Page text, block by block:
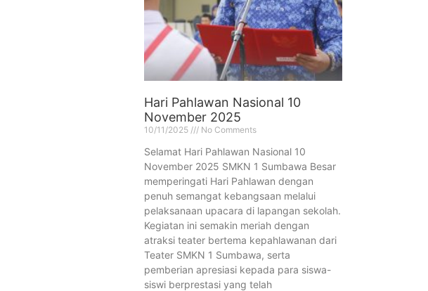
Hari Pahlawan Nasional 10
November 2025
10/11/2025 No Comments
Selamat Hari Pahlawan Nasional 10
November 2025 SMKN 1 Sumbawa Besar
memperingati Hari Pahlawan dengan
penuh semangat kebangsaan melalui
pelaksanaan upacara di lapangan sekolah.
Kegiatan ini semakin meriah dengan
atraksi teater bertema kepahlawanan dari
Teater SMKN 1 Sumbawa, serta
pemberian apresiasi kepada para siswa-
siswi berprestasi yang telah